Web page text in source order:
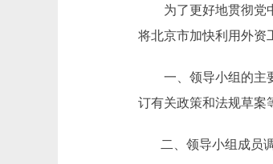
为了更好地贯彻党中
将北京市加快利用外资
一、领导小组的主要
订有关政策和法规草案
二、领导小组成员调